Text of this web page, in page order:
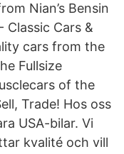
Nian’s Bensin
Classic Cars &
cars from the
Fullsize
of the
Trade! Hos oss
USA-bilar. Vi
kvalité och vill